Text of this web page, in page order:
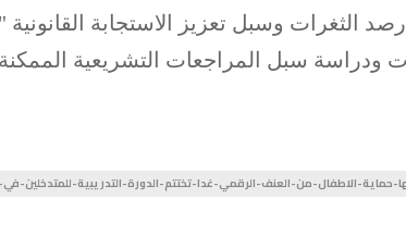
الثغرات وسبل تعزيز الاستجابة
ودراسة سبل المراجعات التشريعية
حماية-الاطفال-من-العنف-الرقمي-غدا-تختتم-الدورة-التدريبية-للمتدخلين-